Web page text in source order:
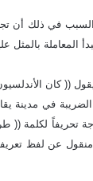
في ذلك أن تجار
بالمثل عليهم
(( كان
تحريفاً لكلمة ((
منقول عن لفظ